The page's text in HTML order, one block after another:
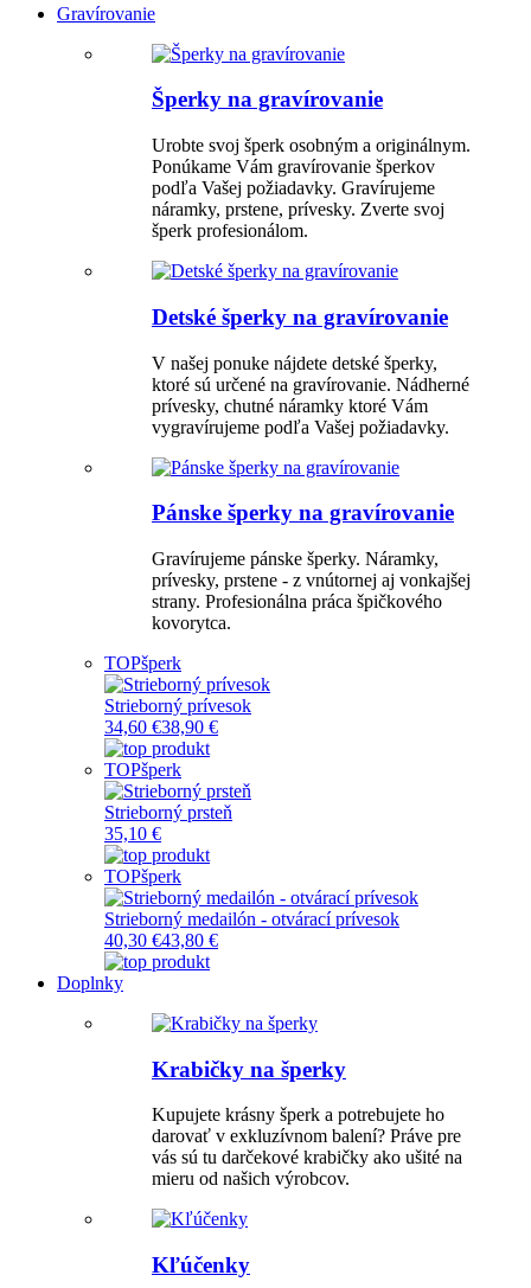
Gravírovanie
Šperky na gravírovanie
Urobte svoj šperk osobným a originálnym.
Ponúkame Vám gravírovanie šperkov
podľa Vašej požiadavky. Gravírujeme
náramky, prstene, prívesky. Zverte svoj
šperk profesionálom.
Detské šperky na gravírovanie
V našej ponuke nájdete detské šperky,
ktoré sú určené na gravírovanie. Nádherné
prívesky, chutné náramky ktoré Vám
vygravírujeme podľa Vašej požiadavky.
Pánske šperky na gravírovanie
Gravírujeme pánske šperky. Náramky,
prívesky, prstene - z vnútornej aj vonkajšej
strany. Profesionálna práca špičkového
kovorytca.
TOPšperk
Strieborný prívesok
34,60 €38,90 €
TOPšperk
Strieborný prsteň
35,10 €
TOPšperk
Strieborný medailón - otvárací prívesok
40,30 €43,80 €
Doplnky
Krabičky na šperky
Kupujete krásny šperk a potrebujete ho
darovať v exkluzívnom balení? Práve pre
vás sú tu darčekové krabičky ako ušité na
mieru od našich výrobcov.
Kľúčenky